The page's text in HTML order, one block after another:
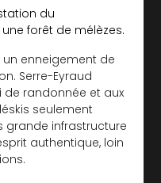
du
forêt de mélèzes.
enneigement de
Serre-Eyraud
randonnée et aux
seulement
grande infrastructure
authentique, loin